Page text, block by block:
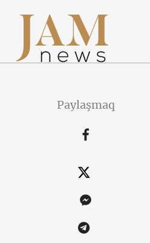
Paylaşmaq